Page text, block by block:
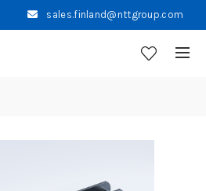
sales.finland@nttgroup.com